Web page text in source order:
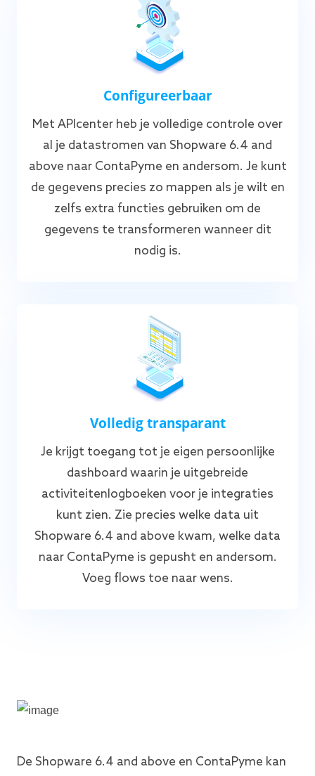
Configureerbaar
Met APIcenter heb je volledige controle over
al je datastromen van Shopware 6.4 and
above naar ContaPyme en andersom. Je kunt
de gegevens precies zo mappen als je wilt en
zelfs extra functies gebruiken om de
gegevens te transformeren wanneer dit
nodig is.
Volledig transparant
Je krijgt toegang tot je eigen persoonlijke
dashboard waarin je uitgebreide
activiteitenlogboeken voor je integraties
kunt zien. Zie precies welke data uit
Shopware 6.4 and above kwam, welke data
naar ContaPyme is gepusht en andersom.
Voeg flows toe naar wens.
De Shopware 6.4 and above en ContaPyme kan